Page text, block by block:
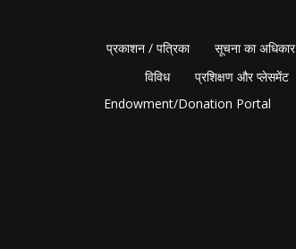
प्रकाशन / पत्रिका सूचना का अधिकार
विविध
प्रशिक्षण और प्लेसमेंट
Endowment/Donation Portal